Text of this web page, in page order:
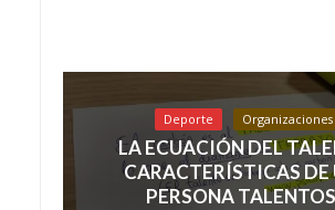
Deporte Organizaciones
LA ECUACIÓN DEL
CARACTERÍSTICAS DE
PERSONA